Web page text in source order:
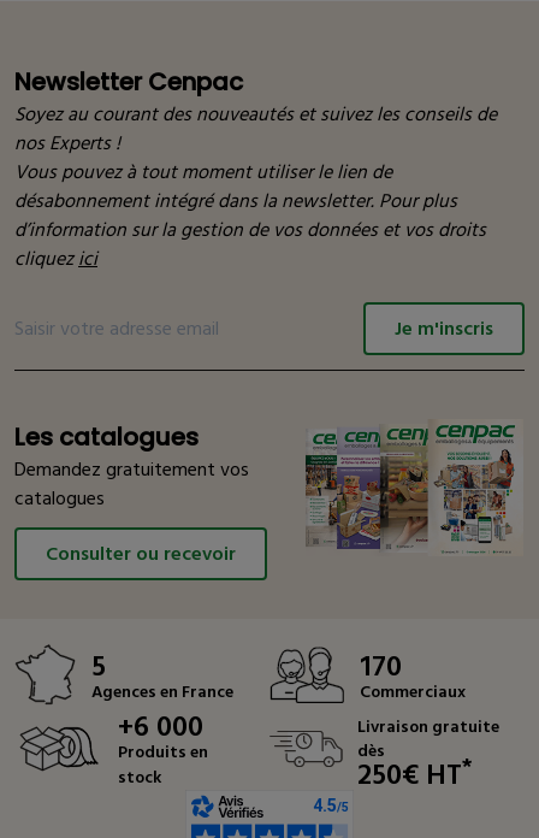
Newsletter Cenpac
Soyez au courant des nouveautés et suivez les conseils de
nos Experts !
Vous pouvez à tout moment utiliser le lien de
désabonnement intégré dans la newsletter. Pour plus
d’information sur la gestion de vos données et vos droits
cliquezici
Je m'inscris
Les catalogues
Demandez gratuitement vos
catalogues
Consulter ou recevoir
5
Agences en France
170
Commerciaux
+6 000
Produits en
stock
Livraison gratuite
dès
250€ HT*